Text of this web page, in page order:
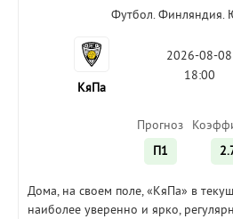
Футбол. Финляндия.
КяПа
2026-08-08
18:00
Прогноз
П1
Дома, на своем поле, «КяПа» в
наиболее уверенно и ярко,